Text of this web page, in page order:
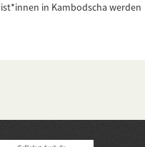
in Kambodscha werden